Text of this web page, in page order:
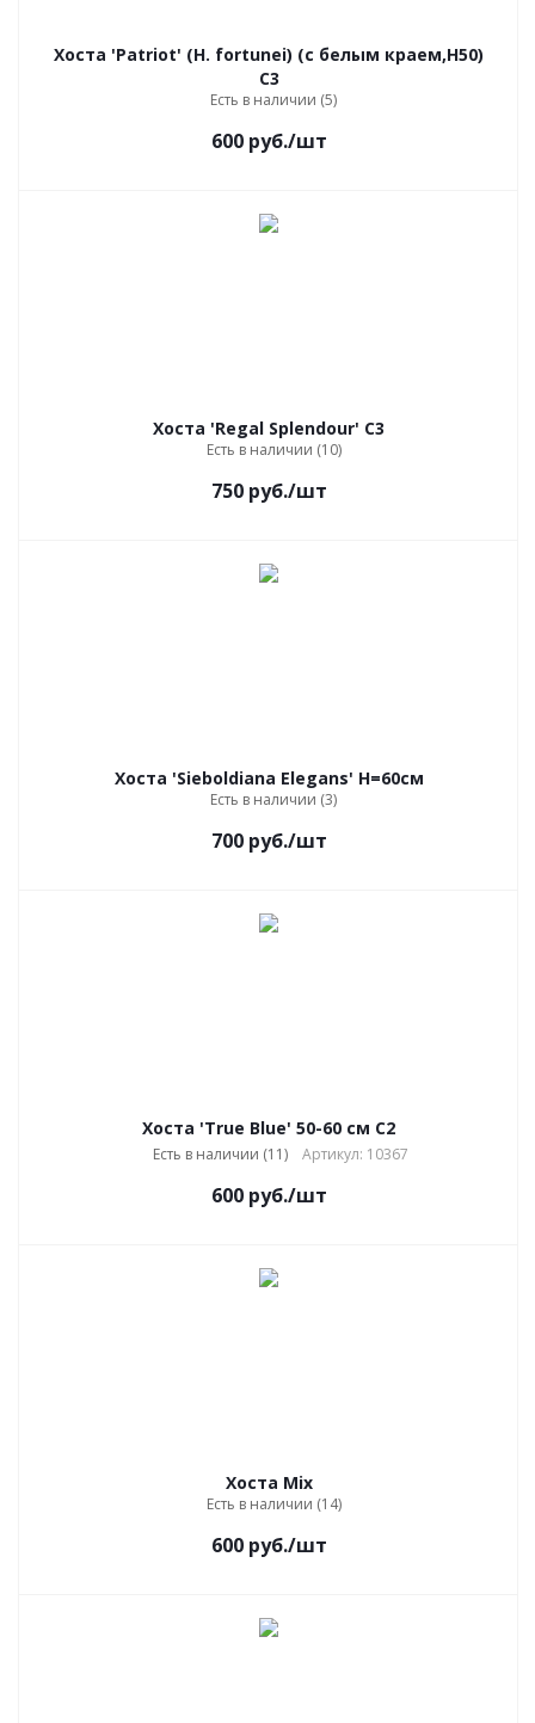
Хоста 'Patriot' (H. fortunei) (с белым краем,Н50)
С3
Есть в наличии (5)
600руб./шт
Хоста 'Regal Splendour' C3
Есть в наличии (10)
750руб./шт
Хоста 'Sieboldiana Elegans' Н=60см
Есть в наличии (3)
700руб./шт
Хоста 'True Blue' 50-60 см C2
Есть в наличии (11) Артикул: 10367
600руб./шт
Хоста Mix
Есть в наличии (14)
600руб./шт